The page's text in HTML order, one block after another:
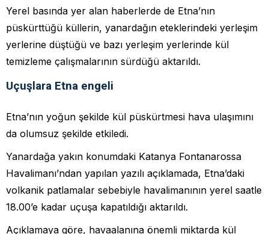
Yerel basında yer alan haberlerde de Etna’nın
püskürttüğü küllerin, yanardağın eteklerindeki yerleşim
yerlerine düştüğü ve bazı yerleşim yerlerinde kül
temizleme çalışmalarının sürdüğü aktarıldı.
Uçuşlara Etna engeli
Etna’nın yoğun şekilde kül püskürtmesi hava ulaşımını
da olumsuz şekilde etkiledi.
Yanardağa yakın konumdaki Katanya Fontanarossa
Havalimanı’ndan yapılan yazılı açıklamada, Etna’daki
volkanik patlamalar sebebiyle havalimanının yerel saatle
18.00’e kadar uçuşa kapatıldığı aktarıldı.
Açıklamaya göre, havaalanına önemli miktarda kül